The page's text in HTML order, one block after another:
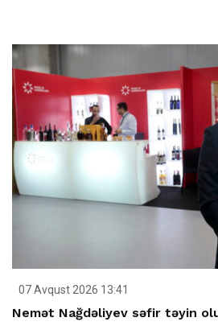
07 Avqust 2026 13:41
Nemət Nağdəliyev səfir təyin